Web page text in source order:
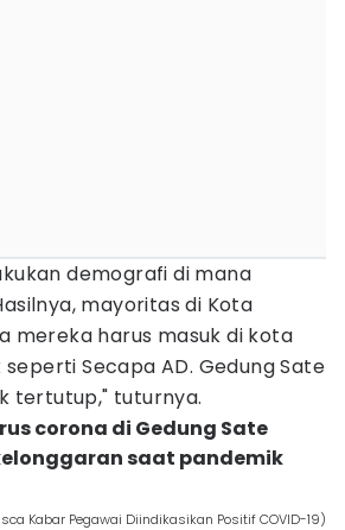
demografi di mana
mayoritas di Kota
mereka harus masuk di kota
Secapa AD. Gedung Sate
tertutup," tuturnya.
corona di Gedung Sate
saat pandemik
Kabar Pegawai Diindikasikan Positif COVID-19)